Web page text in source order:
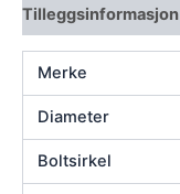
Tilleggsinformasjon
Merke
Diameter
Boltsirkel